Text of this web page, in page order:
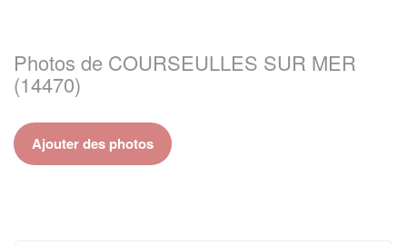
Photos de COURSEULLES SUR MER
(14470)
Ajouter des photos